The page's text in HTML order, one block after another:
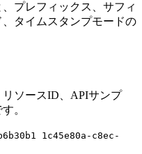
プレフィックス、サフィ
タイムスタンプモードの
ソースID、APIサンプ
。
1c45e80a-c8ec-